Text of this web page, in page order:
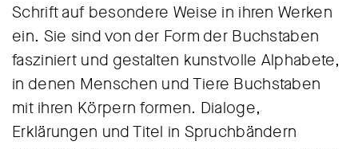
Schrift auf besondere Weise in ihren Werken
ein. Sie sind von der Form der Buchstaben
fasziniert und gestalten kunstvolle Alphabete,
in denen Menschen und Tiere Buchstaben
mit ihren Körpern formen. Dialoge,
Erklärungen und Titel in Spruchbändern